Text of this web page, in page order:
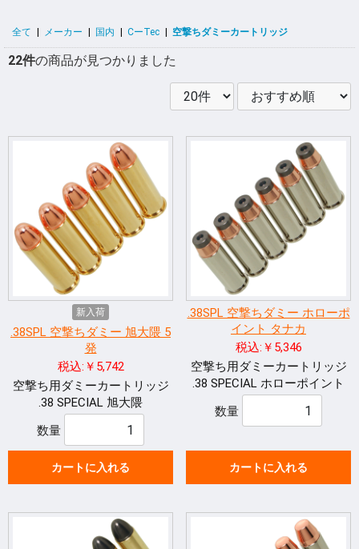
全て メーカー 国内 CーTec 空撃ちダミーカートリッジ
22件の商品が見つかりました
新入荷
.38SPL 空撃ちダミー 旭大隈 5
発
税込:￥5,742
空撃ち用ダミーカートリッジ
.38 SPECIAL 旭大隈
数量
カートに入れる
.38SPL 空撃ちダミー ホローポ
イント タナカ
税込:￥5,346
空撃ち用ダミーカートリッジ
.38 SPECIAL ホローポイント
数量
カートに入れる